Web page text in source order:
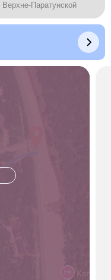
Паратунской
и около 80
— но кажется,
на улицу
морозный, а ты
вверх, и над
катались на лыжах
в сноуборд-парк